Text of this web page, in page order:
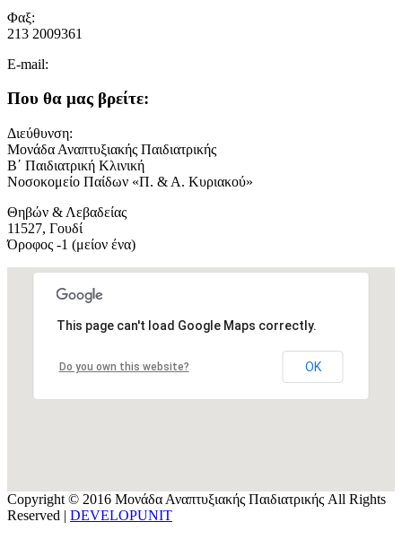
Φαξ:
213 2009361
E-mail:
Που θα μας βρείτε:
Διεύθυνση:
Μονάδα Αναπτυξιακής Παιδιατρικής
Β΄ Παιδιατρική Κλινική
Νοσοκομείο Παίδων «Π. & Α. Κυριακού»
Θηβών & Λεβαδείας
11527, Γουδί
Όροφος -1 (μείον ένα)
This page can't load Google Maps correctly.
Do you own this website? OK
Copyright © 2016 Μονάδα Αναπτυξιακής Παιδιατρικής All Rights
Reserved | DEVELOPUNIT